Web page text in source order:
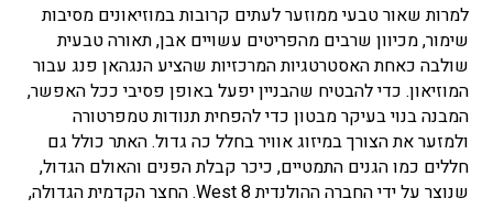
למרות שאור טבעי ממוזער לעתים קרובות במוזיאונים מסיבות
שימור, מכיוון שרבים מהפריטים עשויים אבן, תאורה טבעית
שולבה כאחת האסטרטגיות המרכזיות שהציע הנגהאן פנג עבור
המוזיאון. כדי להבטיח שהבניין יפעל באופן פסיבי ככל האפשר,
המבנה בנוי בעיקר מבטון כדי להפחית תנודות טמפרטורה
ולמזער את הצורך במיזוג אוויר בחלל כה גדול.האתר כולל גם
חללים כמו הגנים התמטיים, כיכר קבלת הפנים והאולם הגדול,
שנוצר על ידי החברה ההולנדיתWest 8. החצר הקדמית הגדולה,